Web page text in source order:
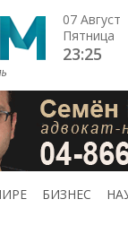
07 Август
Пятница
23:25
БИЗНЕС